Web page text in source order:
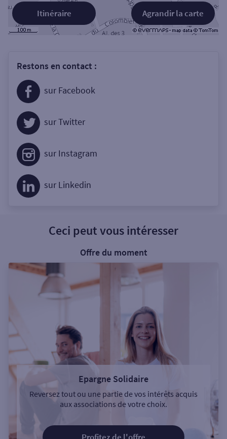
Agrandir la carte
Itinéraire
Restons en contact :
sur Facebook
sur Twitter
sur Instagram
sur Linkedin
Ceci peut vous intéresser
Offre du moment
Epargne Solidaire
Reversez tout ou une partie de vos intérêts acquis
aux associations de votre choix.